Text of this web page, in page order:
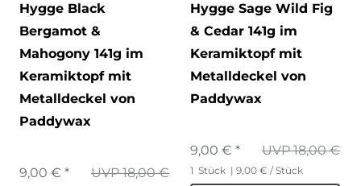
Hygge Black
Bergamot &
Mahogony 141g im
Keramiktopf mit
Metalldeckel von
Paddywax
UVP 18,00 €
9,00 € *
Hygge Sage Wild Fig
& Cedar 141g im
Keramiktopf mit
Metalldeckel von
Paddywax
UVP 18,00 €
9,00 € *
1 Stück | 9,00 € / Stück